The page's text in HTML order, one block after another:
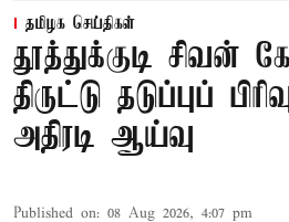
தமிழக செய்திகள்
தூத்துக்குடி சிவன்
திருட்டு தடுப்புப்
அதிரடி ஆய்வு
Published on: 08 Aug 2026, 4:07 pm